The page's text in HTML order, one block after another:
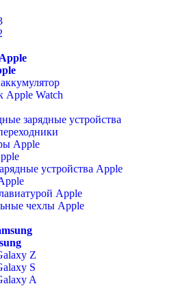
Apple Watch
зарядные устройства
Apple
устройства Apple
Apple
чехлы Apple
Z
S
A